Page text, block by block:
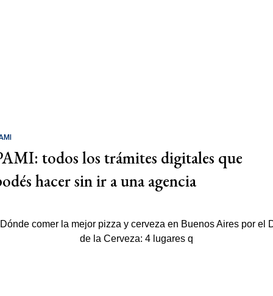
todos los trámites digitales que
hacer sin ir a una agencia